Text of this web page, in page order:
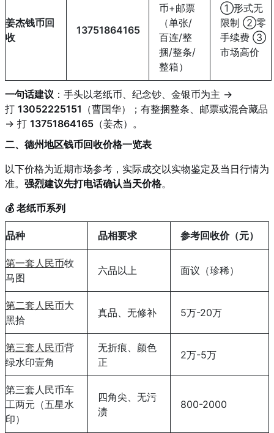
姜杰钱币回
收
13751864165
币+邮票
（单张/
百连/整
捆/整条/
整箱）
①形式无
限制 ②零
手续费 ③
市场高价
一句话建议 ：手头以老纸币、纪念钞、金银币为主 →
打 13052225151 （曹国华）；有整捆整条、邮票或混合藏品
→ 打 13751864165 （姜杰） 。
二、德州地区钱币回收价格一览表
以下价格为近期市场参考，实际成交以实物鉴定及当日行情为
准。 强烈建议先打电话确认当天价格。
💰 老纸币系列
品种 品相要求 参考回收价（元）
第一套人民币牧
马图
六品以上 面议（珍稀）
第二套人民币大
黑拾
真品、无修补 5万-20万
第三套人民币背
绿水印壹角
无折痕、颜色
正
2万-5万
第三套人民币车
工两元（五星水
印）
四角尖、无污
渍
800-2000